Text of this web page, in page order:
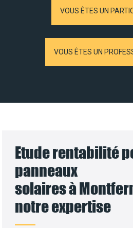
VOUS ÊTES UN
VOUS ÊTES UN
Etude rentabilité
panneaux
solaires à
notre expertise